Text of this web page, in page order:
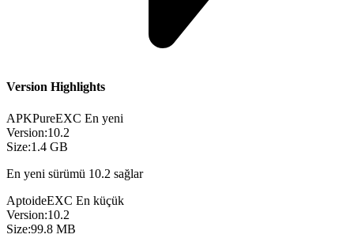
Version Highlights
APKPureEXC En yeni
Version:10.2
Size:1.4 GB
En yeni sürümü 10.2 sağlar
AptoideEXC En küçük
Version:10.2
Size:99.8 MB